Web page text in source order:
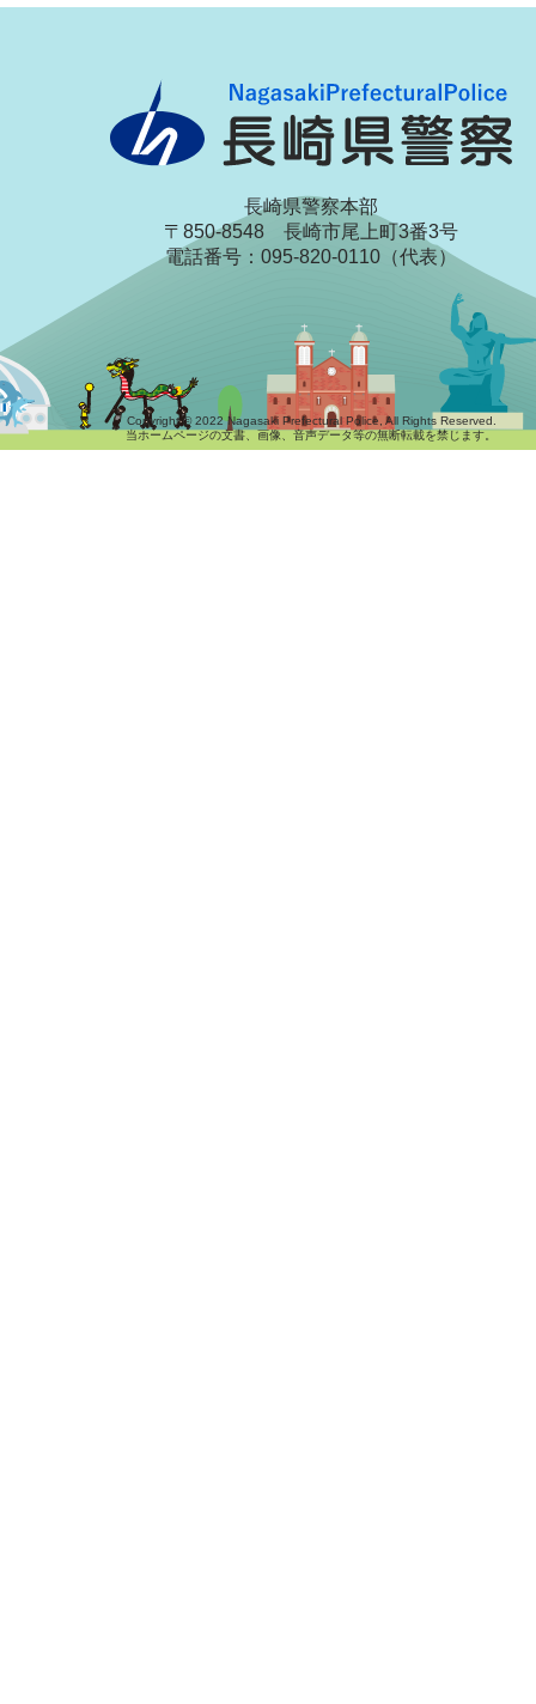
長崎県警察本部
〒850-8548 長崎市尾上町3番3号
電話番号：095-820-0110（代表）
Copyright © 2022 Nagasaki Prefectural Police, All Rights Reserved.
当ホームページの文書、画像、音声データ等の無断転載を禁じます。